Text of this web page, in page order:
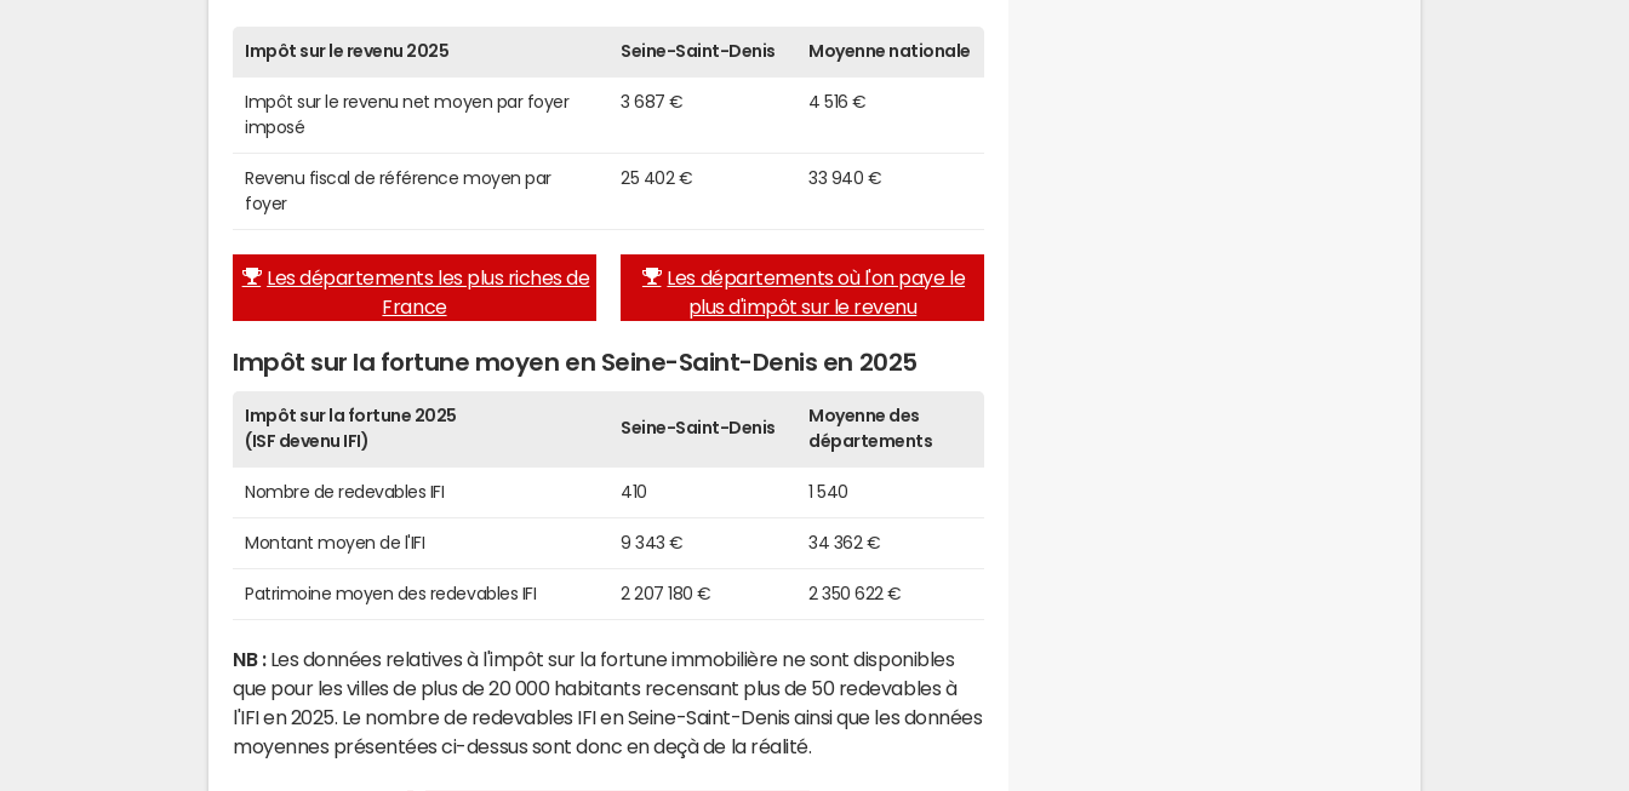
Impôt sur le revenu 2025 Seine-Saint-Denis Moyenne nationale
Impôt sur le revenu net moyen par foyer
imposé
3 687 € 4 516 €
Revenu fiscal de référence moyen par
foyer
25 402 € 33 940 €
Les départements les plus riches de
France
Les départements où l'on paye le
plus d'impôt sur le revenu
Impôt sur la fortune moyen en Seine-Saint-Denis en 2025
Impôt sur la fortune 2025
(ISF devenu IFI)
Seine-Saint-Denis
Moyenne des
départements
Nombre de redevables IFI 410 1 540
Montant moyen de l'IFI 9 343 € 34 362 €
Patrimoine moyen des redevables IFI 2 207 180 € 2 350 622 €
NB :Les données relatives à l'impôt sur la fortune immobilière ne sont disponibles
que pour les villes de plus de 20 000 habitants recensant plus de 50 redevables à
l'IFI en 2025. Le nombre de redevables IFI en Seine-Saint-Denis ainsi que les données
moyennes présentées ci-dessus sont donc en deçà de la réalité.